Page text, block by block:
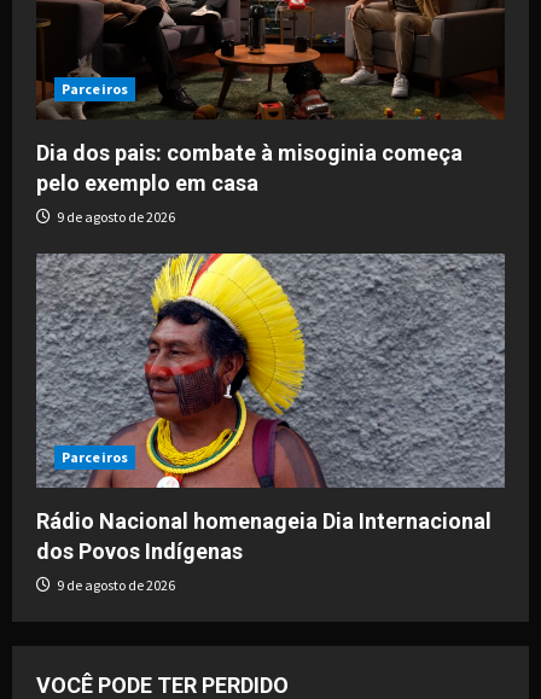
Parceiros
Dia dos pais: combate à misoginia começa
pelo exemplo em casa
9 de agosto de 2026
Parceiros
Rádio Nacional homenageia Dia Internacional
dos Povos Indígenas
9 de agosto de 2026
VOCÊ PODE TER PERDIDO